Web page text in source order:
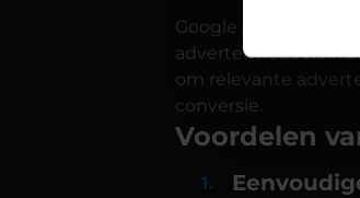
Google Ads Data
om relevante
conversie.
Voordelen